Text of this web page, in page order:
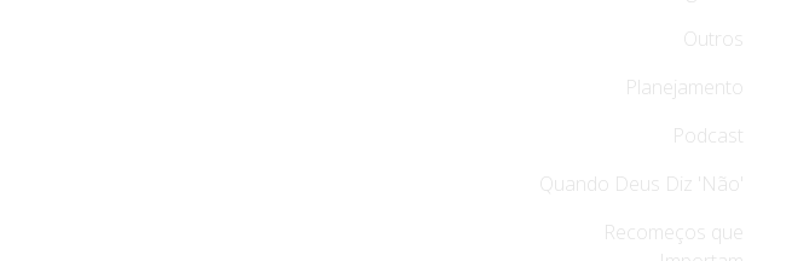
Outros
Planejamento
Podcast
Quando Deus Diz 'Não'
Recomeços que